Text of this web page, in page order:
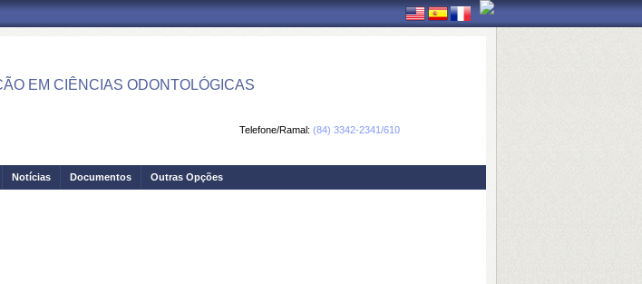
EM CIÊNCIAS ODONTOLÓGICAS
Telefone/Ramal: (84) 3342-2341/610
Notícias Documentos Outras Opções